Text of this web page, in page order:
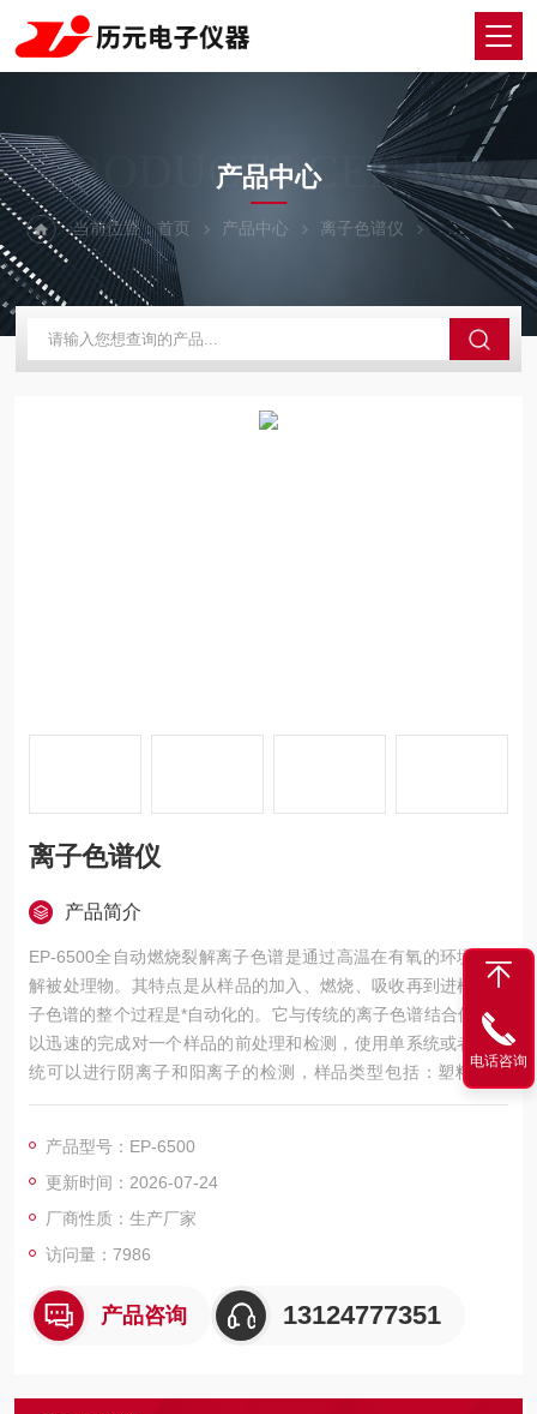
PRODUCTS CENTER
产品中心
当前位置：首页 产品中心 离子色谱仪 EP-6000离
离子色谱仪
产品简介
EP-6500全自动燃烧裂解离子色谱是通过高温在有氧的环境里裂
解被处理物。其特点是从样品的加入、燃烧、吸收再到进样到离
子色谱的整个过程是*自动化的。它与传统的离子色谱结合使用可
以迅速的完成对一个样品的前处理和检测，使用单系统或者双系
统可以进行阴离子和阳离子的检测，样品类型包括：塑料、食
品、各种矿石、土壤和水泥等，更换进样头还可以检测液体，包
产品型号：EP-6500
更新时间：2026-07-24
厂商性质：生产厂家
访问量：7986
产品咨询 13124777351
电话咨询